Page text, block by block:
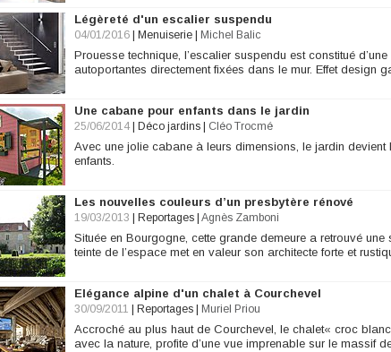
Légèreté d'un escalier suspendu
04/01/2016 Menuiserie Michel Balic
Prouesse technique, l’escalier suspendu est constitué
autoportantes directement fixées dans le mur. Effet design
Une cabane pour enfants dans le jardin
25/06/2014 Déco jardins Cléo Trocmé
Avec une jolie cabane à leurs dimensions, le jardin devient
enfants.
Les nouvelles couleurs d’un presbytère rénové
19/03/2013 Reportages Agnès Zamboni
Située en Bourgogne, cette grande demeure a retrouvé
teinte de l’espace met en valeur son architecte forte et
Elégance alpine d'un chalet à Courchevel
30/09/2011 Reportages Muriel Priou
Accroché au plus haut de Courchevel, le chalet« croc
avec la nature, profite d’une vue imprenable sur le massif